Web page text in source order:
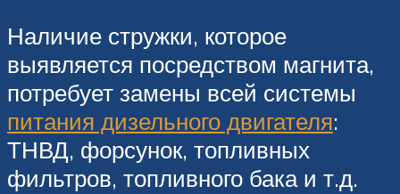
Наличие стружки, которое
выявляется посредством магнита,
потребует замены всей системы
питания дизельного двигателя:
ТНВД, форсунок, топливных
фильтров, топливного бака и т.д.